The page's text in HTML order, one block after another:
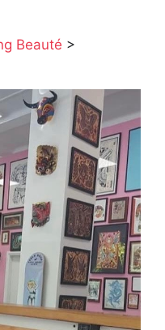
Beauté >